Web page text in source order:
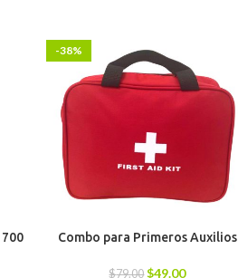
700
-38%
Combo para Primeros Auxilios
$79.00 $49.00